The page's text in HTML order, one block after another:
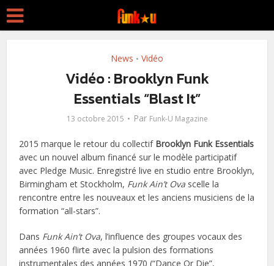
News • Vidéo
Vidéo : Brooklyn Funk
Essentials “Blast It”
13 octobre 2015 Par Funk-U Magazine
2015 marque le retour du collectifBrooklyn Funk Essentials
avec un nouvel album financé sur le modèle participatif
avec Pledge Music. Enregistré live en studio entre Brooklyn,
Birmingham et Stockholm, Funk Ain’t Ova scelle la
rencontre entre les nouveaux et les anciens musiciens de la
formation “all-stars”.
Dans Funk Ain’t Ova, l’influence des groupes vocaux des
années 1960 flirte avec la pulsion des formations
instrumentales des années 1970 (“Dance Or Die”,